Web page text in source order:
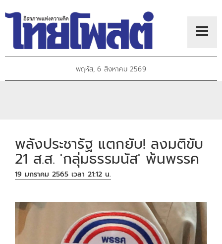
พฤหัส, 6 สิงหาคม 2569
พลังประชารัฐ แตกยับ! ลงมติขับ
21 ส.ส. 'กลุ่มธรรมนัส' พ้นพรรค
19 มกราคม 2565 เวลา 21:12 น.